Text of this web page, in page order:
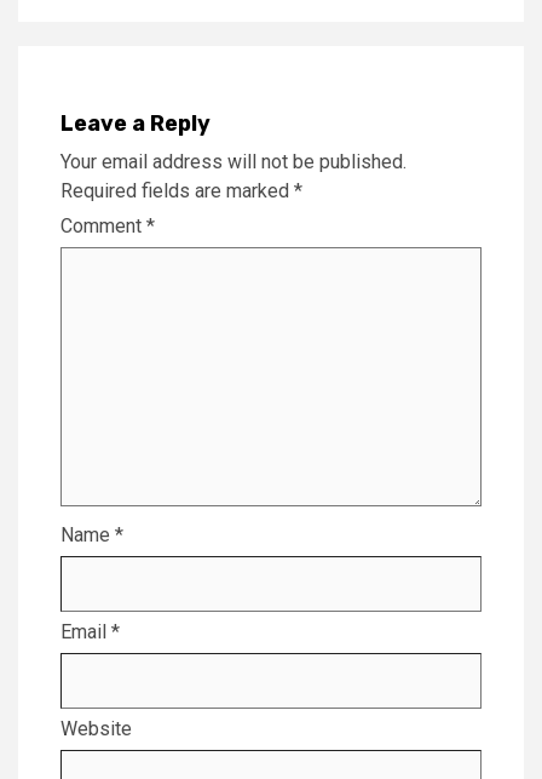
Leave a Reply
Your email address will not be published.
Required fields are marked *
Comment *
Name *
Email *
Website